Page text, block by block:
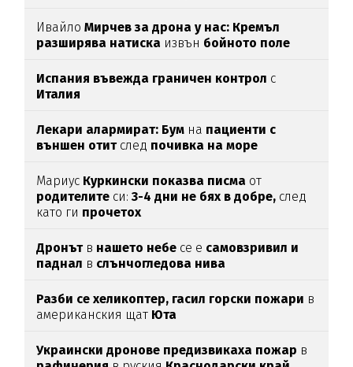
ИвайлоМирчев за дрона у нас: Кремъл
разширява натиска извън бойното поле
Испания въвежда граничен контрол с
Италия
Лекари алармират: Бум на пациенти с
външен отитслед почивка на море
Мариус Куркински показва писма от
родителите си:3-4 дни не бях в добре, след
като ги прочетох
Дронътв нашето небе се е самовзривил и
паднал в слънчогледова нива
Разби се хеликоптер, гасил горски пожари в
американския щат Юта
Украински дронове предизвикаха пожар в